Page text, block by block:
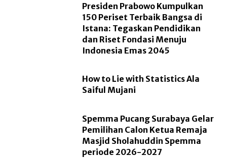
Presiden Prabowo Kumpulkan
150 Periset Terbaik Bangsa di
Istana: Tegaskan Pendidikan
dan Riset Fondasi Menuju
Indonesia Emas 2045
How to Lie with Statistics Ala
Saiful Mujani
Spemma Pucang Surabaya Gelar
Pemilihan Calon Ketua Remaja
Masjid Sholahuddin Spemma
periode 2026-2027